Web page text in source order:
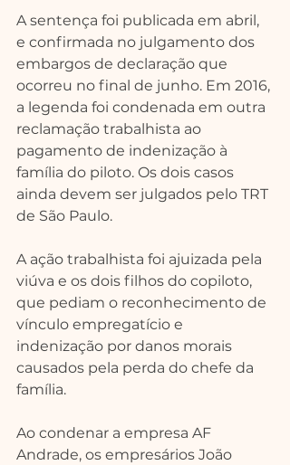
A sentença foi publicada em abril,
e confirmada no julgamento dos
embargos de declaração que
ocorreu no final de junho. Em 2016,
a legenda foi condenada em outra
reclamação trabalhista ao
pagamento de indenização à
família do piloto. Os dois casos
ainda devem ser julgados pelo TRT
de São Paulo.
A ação trabalhista foi ajuizada pela
viúva e os dois filhos do copiloto,
que pediam o reconhecimento de
vínculo empregatício e
indenização por danos morais
causados pela perda do chefe da
família.
Ao condenar a empresa AF
Andrade, os empresários João